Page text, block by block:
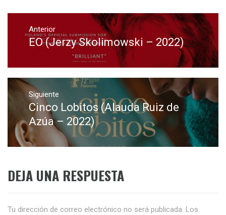
Navegación
entradas
Anterior
Entrada
EO (Jerzy Skolimowski – 2022)
Siguiente
Entrada
siguiente:
Cinco Lobitos (Alauda Ruiz de
Azúa – 2022)
DEJA UNA RESPUESTA
Tu dirección de correo electrónico no será publicada. Los